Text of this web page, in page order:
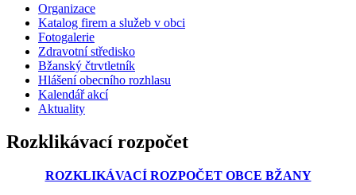
Organizace
Katalog firem a služeb v obci
Fotogalerie
Zdravotní středisko
Bžanský čtrvtletník
Hlášení obecního rozhlasu
Kalendář akcí
Aktuality
Rozklikávací rozpočet
ROZKLIKÁVACÍ ROZPOČET OBCE BŽANY